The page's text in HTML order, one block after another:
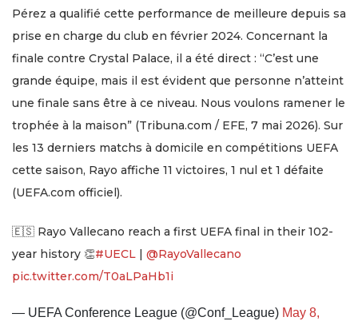
Pérez a qualifié cette performance de meilleure depuis sa
prise en charge du club en février 2024. Concernant la
finale contre Crystal Palace, il a été direct : “C’est une
grande équipe, mais il est évident que personne n’atteint
une finale sans être à ce niveau. Nous voulons ramener le
trophée à la maison” (Tribuna.com / EFE, 7 mai 2026). Sur
les 13 derniers matchs à domicile en compétitions UEFA
cette saison, Rayo affiche 11 victoires, 1 nul et 1 défaite
(UEFA.com officiel).
🇪🇸 Rayo Vallecano reach a first UEFA final in their 102-
year history 👏#UECL
@RayoVallecano
pic.twitter.com/T0aLPaHb1i
— UEFA Conference League (@Conf_League) May 8,